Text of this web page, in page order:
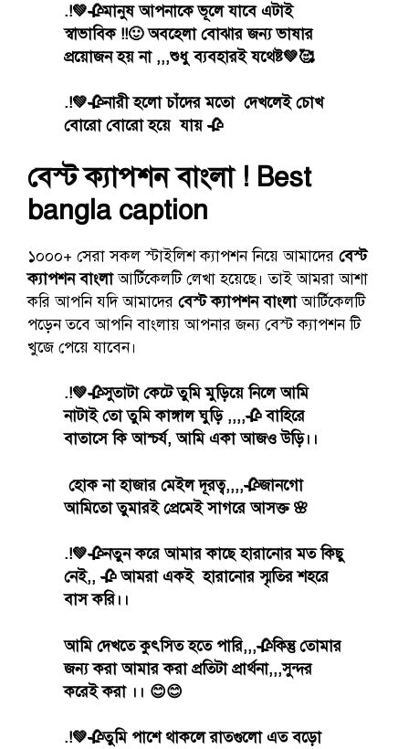
.!💚🥀মানুষ আপনাকে ভূলে যাবে এটাই
স্বাভাবিক !!🙂 অবহেলা বোঝার জন্য ভাষার
প্রয়োজন হয় না ,,,শুধু ব্যবহারই যথেষ্ট💚🥰
.!💚🥀নারী হলো চাঁদের মতো দেখলেই চোখ
বোরো বোরো হয়ে যায় 🥀
বেস্ট ক্যাপশন বাংলা ! Best
bangla caption
১০০০+ সেরা সকল স্টাইলিশ ক্যাপশন নিয়ে আমাদের বেস্ট
ক্যাপশন বাংলাআর্টিকেলটি লেখা হয়েছে। তাই আমরা আশা
করি আপনি যদি আমাদের বেস্ট ক্যাপশন বাংলাআর্টিকেলটি
পড়েন তবে আপনি বাংলায় আপনার জন্য বেস্ট ক্যাপশন টি
খুজে পেয়ে যাবেন।
.!💚🥀সুতাটা কেটে তুমি মুড়িয়ে নিলে আমি
নাটাই তো তুমি কাঙ্গাল ঘুড়ি ,,,,🥀 বাহিরে
বাতাসে কি আশ্চর্য, আমি একা আজও উড়ি।।
হোক না হাজার মেইল দূরত্ব,,,,🥀জানগো
আমিতো তুমারই প্রেমেই সাগরে আসক্ত 🌸
.!💚🥀নতুন করে আমার কাছে হারানোর মত কিছু
নেই,, 🥀 আমরা একই হারানোর স্মৃতির শহরে
বাস করি।।
আমি দেখতে কুৎসিত হতে পারি,,,🥀কিন্তু তোমার
জন্য করা আমার করা প্রতিটা প্রার্থনা,,,সুন্দর
করেই করা ।। 😊😊
.!💚🥀তুমি পাশে থাকলে রাতগুলো এত বড়ো